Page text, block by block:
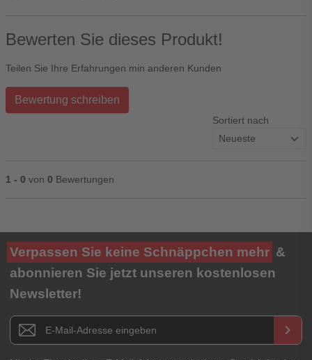
Bewerten Sie dieses Produkt!
Teilen Sie Ihre Erfahrungen min anderen Kunden
Bewertung schreiben
Sortiert nach
1 - 0 von 0 Bewertungen
Ihre Bewertung**
★★★★★
Titel**
E-Mail-Adresse
Verpassen Sie keine Schnäppchen mehr &
abonnieren Sie jetzt unseren kostenlosen
Newsletter!
Newsletter E-Mail Adresse keyboard_arrow_right